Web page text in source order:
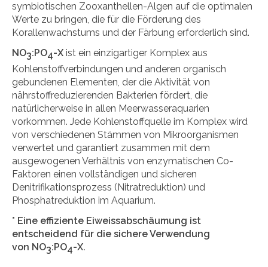
symbiotischen Zooxanthellen-Algen auf die optimalen
Werte zu bringen, die für die Förderung des
Korallenwachstums und der Färbung erforderlich sind.
NO3:PO4-X ist ein einzigartiger Komplex aus
Kohlenstoffverbindungen und anderen organisch
gebundenen Elementen, der die Aktivität von
nährstoffreduzierenden Bakterien fördert, die
natürlicherweise in allen Meerwasseraquarien
vorkommen. Jede Kohlenstoffquelle im Komplex wird
von verschiedenen Stämmen von Mikroorganismen
verwertet und garantiert zusammen mit dem
ausgewogenen Verhältnis von enzymatischen Co-
Faktoren einen vollständigen und sicheren
Denitrifikationsprozess (Nitratreduktion) und
Phosphatreduktion im Aquarium.
* Eine effiziente Eiweissabschäumung ist
entscheidend für die sichere Verwendung
von NO3:PO4-X.